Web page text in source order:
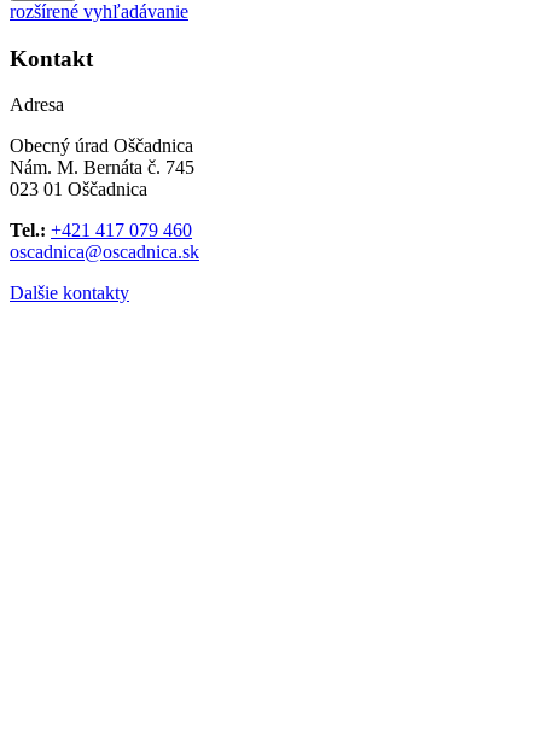
rozšírené vyhľadávanie
Kontakt
Adresa
Obecný úrad Oščadnica
Nám. M. Bernáta č. 745
023 01 Oščadnica
Tel.: +421 417 079 460
oscadnica@oscadnica.sk
Dalšie kontakty